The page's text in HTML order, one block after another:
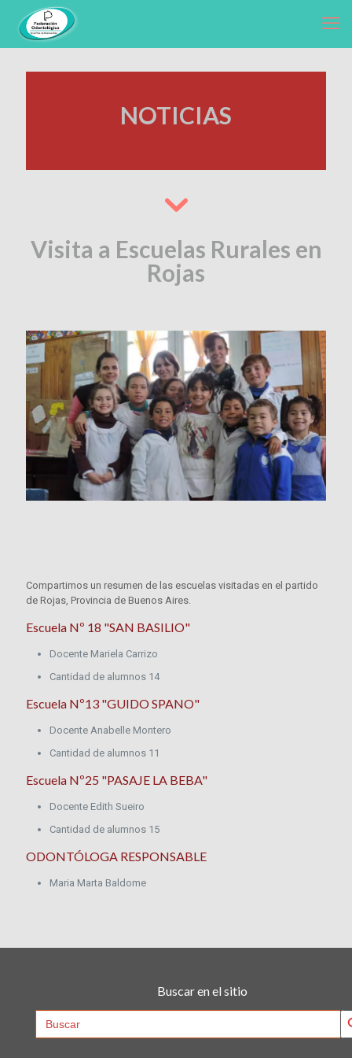
NOTICIAS
Visita a Escuelas Rurales en
Rojas
Compartimos un resumen de las escuelas visitadas en el partido
de Rojas, Provincia de Buenos Aires.
Escuela Nº 18 "SAN BASILIO"
Docente Mariela Carrizo
Cantidad de alumnos 14
Escuela Nº13 "GUIDO SPANO"
Docente Anabelle Montero
Cantidad de alumnos 11
Escuela Nº25 "PASAJE LA BEBA"
Docente Edith Sueiro
Cantidad de alumnos 15
ODONTÓLOGA RESPONSABLE
Maria Marta Baldome
Buscar en el sitio
Search